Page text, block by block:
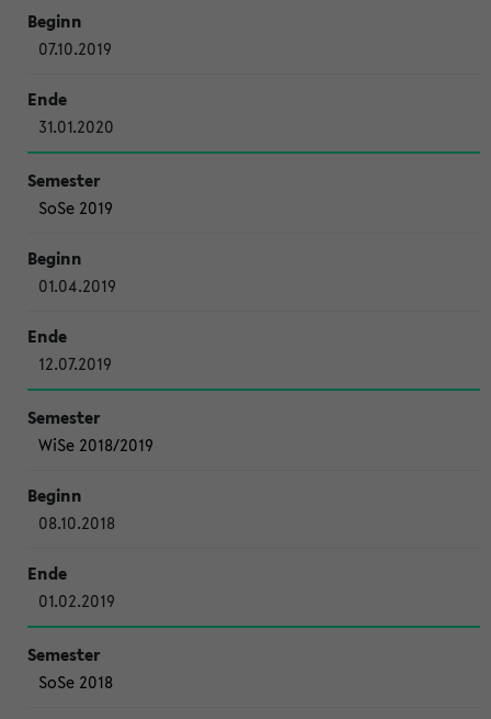
07.10.2019
31.01.2020
SoSe 2019
01.04.2019
12.07.2019
WiSe 2018/2019
08.10.2018
01.02.2019
SoSe 2018